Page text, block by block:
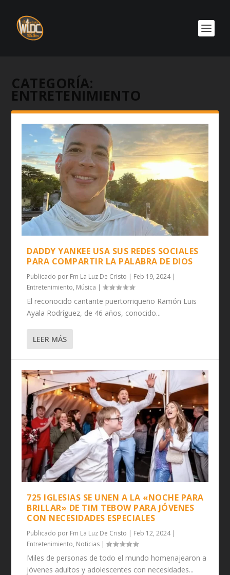
CATEGORÍA:
ENTRETENIMIENTO
DADDY YANKEE USA SUS REDES SOCIALES
PARA COMPARTIR LA PALABRA DE DIOS
Publicado por Fm La Luz De Cristo | Feb 19, 2024|
Entretenimiento, Música |
El reconocido cantante puertorriqueño Ramón Luis
Ayala Rodríguez, de 46 años, conocido...
LEER MÁS
725 IGLESIAS SE UNEN A LA «NOCHE PARA
BRILLAR» DE TIM TEBOW PARA JÓVENES
CON NECESIDADES ESPECIALES
Publicado por Fm La Luz De Cristo | Feb 12, 2024|
Entretenimiento, Noticias |
Miles de personas de todo el mundo homenajearon a
jóvenes adultos y adolescentes con necesidades...